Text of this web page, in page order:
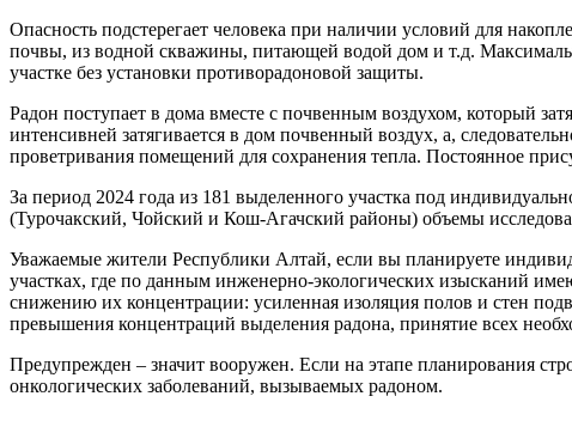
Опасность подстерегает человека при наличии условий для
почвы, из водной скважины, питающей водой дом и т.д.
участке без установки противорадоновой защиты.
Радон поступает в дома вместе с почвенным воздухом, который
интенсивней затягивается в дом почвенный воздух, а,
проветривания помещений для сохранения тепла. Постоянное
За период 2024 года из 181 выделенного участка под
(Турочакский, Чойский и Кош-Агачский районы) объемы
Уважаемые жители Республики Алтай, если вы планируете
участках, где по данным инженерно-экологических изысканий
снижению их концентрации: усиленная изоляция полов и стен
превышения концентраций выделения радона, принятие всех
Предупрежден – значит вооружен. Если на этапе планирования
онкологических заболеваний, вызываемых радоном.